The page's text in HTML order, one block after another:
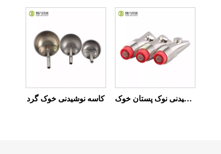
کاسه نوشیدنی خوک گرد نوشیدنی نوک پستان خوک